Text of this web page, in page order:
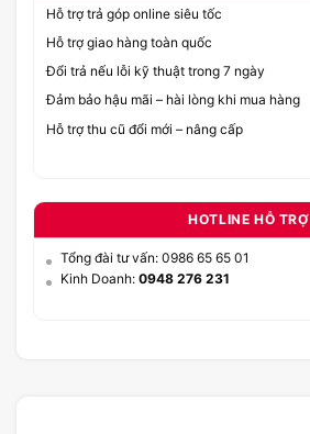
Hỗ trợ trả góp online siêu tốc
Hỗ trợ giao hàng toàn quốc
Đổi trả nếu lỗi kỹ thuật trong 7 ngày
Đảm bảo hậu mãi – hài lòng khi mua hàng
Hỗ trợ thu cũ đổi mới – nâng cấp
HOTLINE HỖ TRỢ
Tổng đài tư vấn: 0986 65 65 01
Kinh Doanh: 0948 276 231